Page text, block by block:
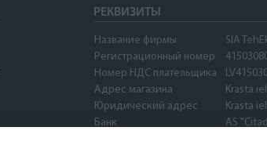
РЕКВИЗИТЫ
Название фирмы
SIA
Регистрационный номер
Номер НДС плательщика
Адрес магазина
Krasta
Юридический адрес
Krasta
Банк
AS